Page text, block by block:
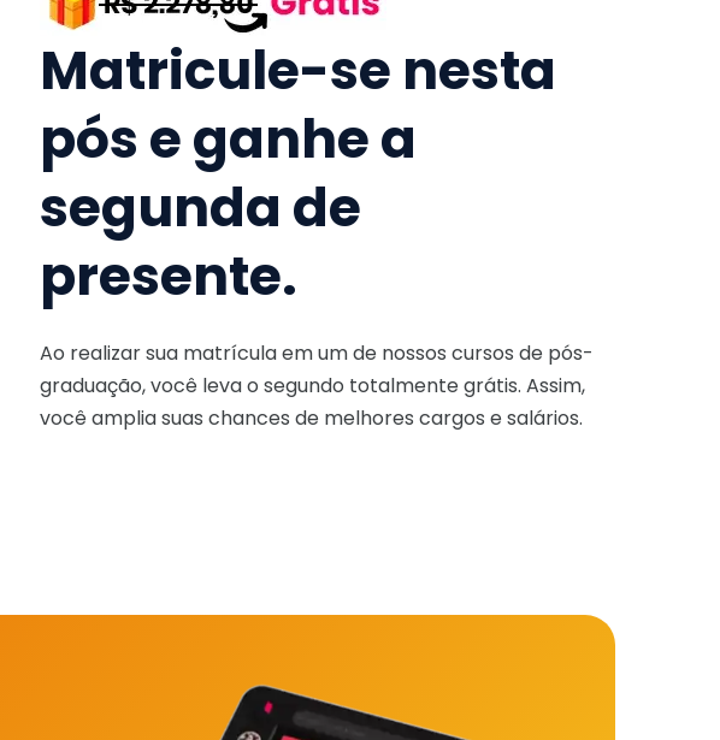
Matricule-se nesta
pós e ganhe a
segunda de
presente.
Ao realizar sua matrícula em um de nossos cursos de pós-
graduação, você leva o segundo totalmente grátis. Assim,
você amplia suas chances de melhores cargos e salários.